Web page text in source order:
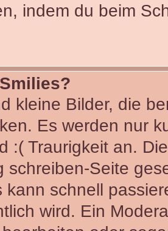
indem du beim
kleine Bilder, die
Es werden nur
:( Traurigkeit an.
schreiben-Seite
kann schnell
wird. Ein